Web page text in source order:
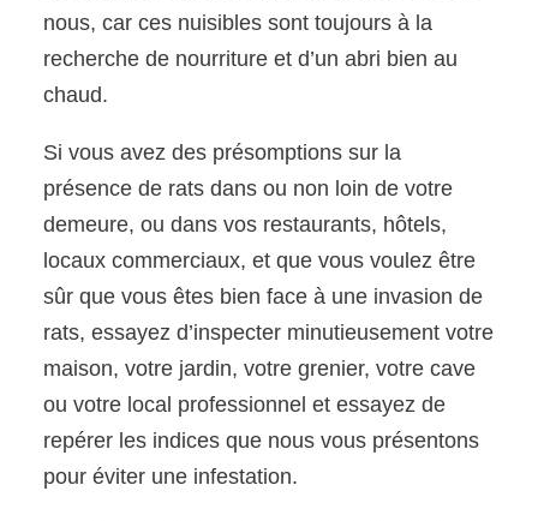
nous, car ces nuisibles sont toujours à la
recherche de nourriture et d’un abri bien au
chaud.
Si vous avez des présomptions sur la
présence de rats dans ou non loin de votre
demeure, ou dans vos restaurants, hôtels,
locaux commerciaux, et que vous voulez être
sûr que vous êtes bien face à une invasion de
rats, essayez d’inspecter minutieusement votre
maison, votre jardin, votre grenier, votre cave
ou votre local professionnel et essayez de
repérer les indices que nous vous présentons
pour éviter une infestation.